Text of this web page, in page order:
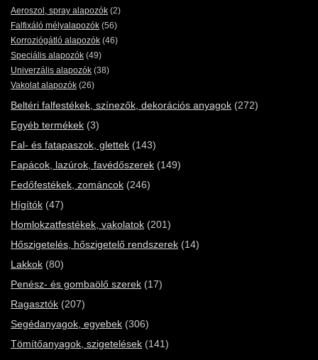
Aeroszol, spray alapozók (2)
Falfixáló mélyalapozók (56)
Korroziógátló alapozók (46)
Speciális alapozók (49)
Univerzális alapozók (38)
Vakolat alapozók (26)
Beltéri falfestékek, színezők, dekorációs anyagok (272)
Egyéb termékek (3)
Fal- és fatapaszok, glettek (143)
Fapácok, lazúrok, favédőszerek (149)
Fedőfestékek, zománcok (246)
Hígítók (47)
Homlokzatfestékek, vakolatok (201)
Hőszigetelés, hőszigetelő rendszerek (14)
Lakkok (80)
Penész- és gombaölő szerek (17)
Ragasztók (207)
Segédanyagok, egyebek (306)
Tömítőanyagok, szigetelések (141)